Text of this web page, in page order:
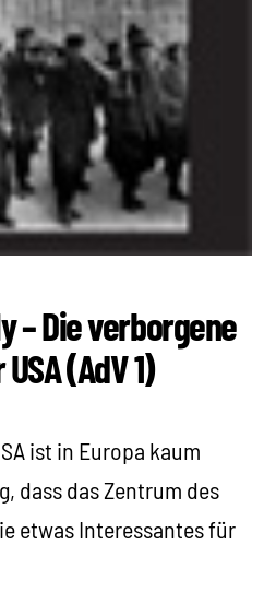
– Die verborgene
(AdV 1)
ist in Europa kaum
dass das Zentrum des
etwas Interessantes für